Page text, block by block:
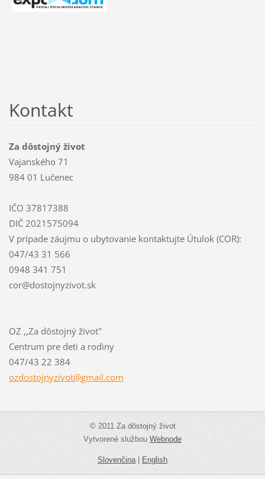
Kontakt
Za dôstojný život
Vajanského 71
984 01 Lučenec
IČO 37817388
DIČ 2021575094
V prípade záujmu o ubytovanie kontaktujte Útulok (COR):
047/43 31 566
0948 341 751
cor@dostojnyzivot.sk
OZ ,,Za dôstojný život"
Centrum pre deti a rodiny
047/43 22 384
ozdostojnyzivot@gmail.com
© 2011 Za dôstojný život
Vytvorené službouWebnode
Slovenčina|English